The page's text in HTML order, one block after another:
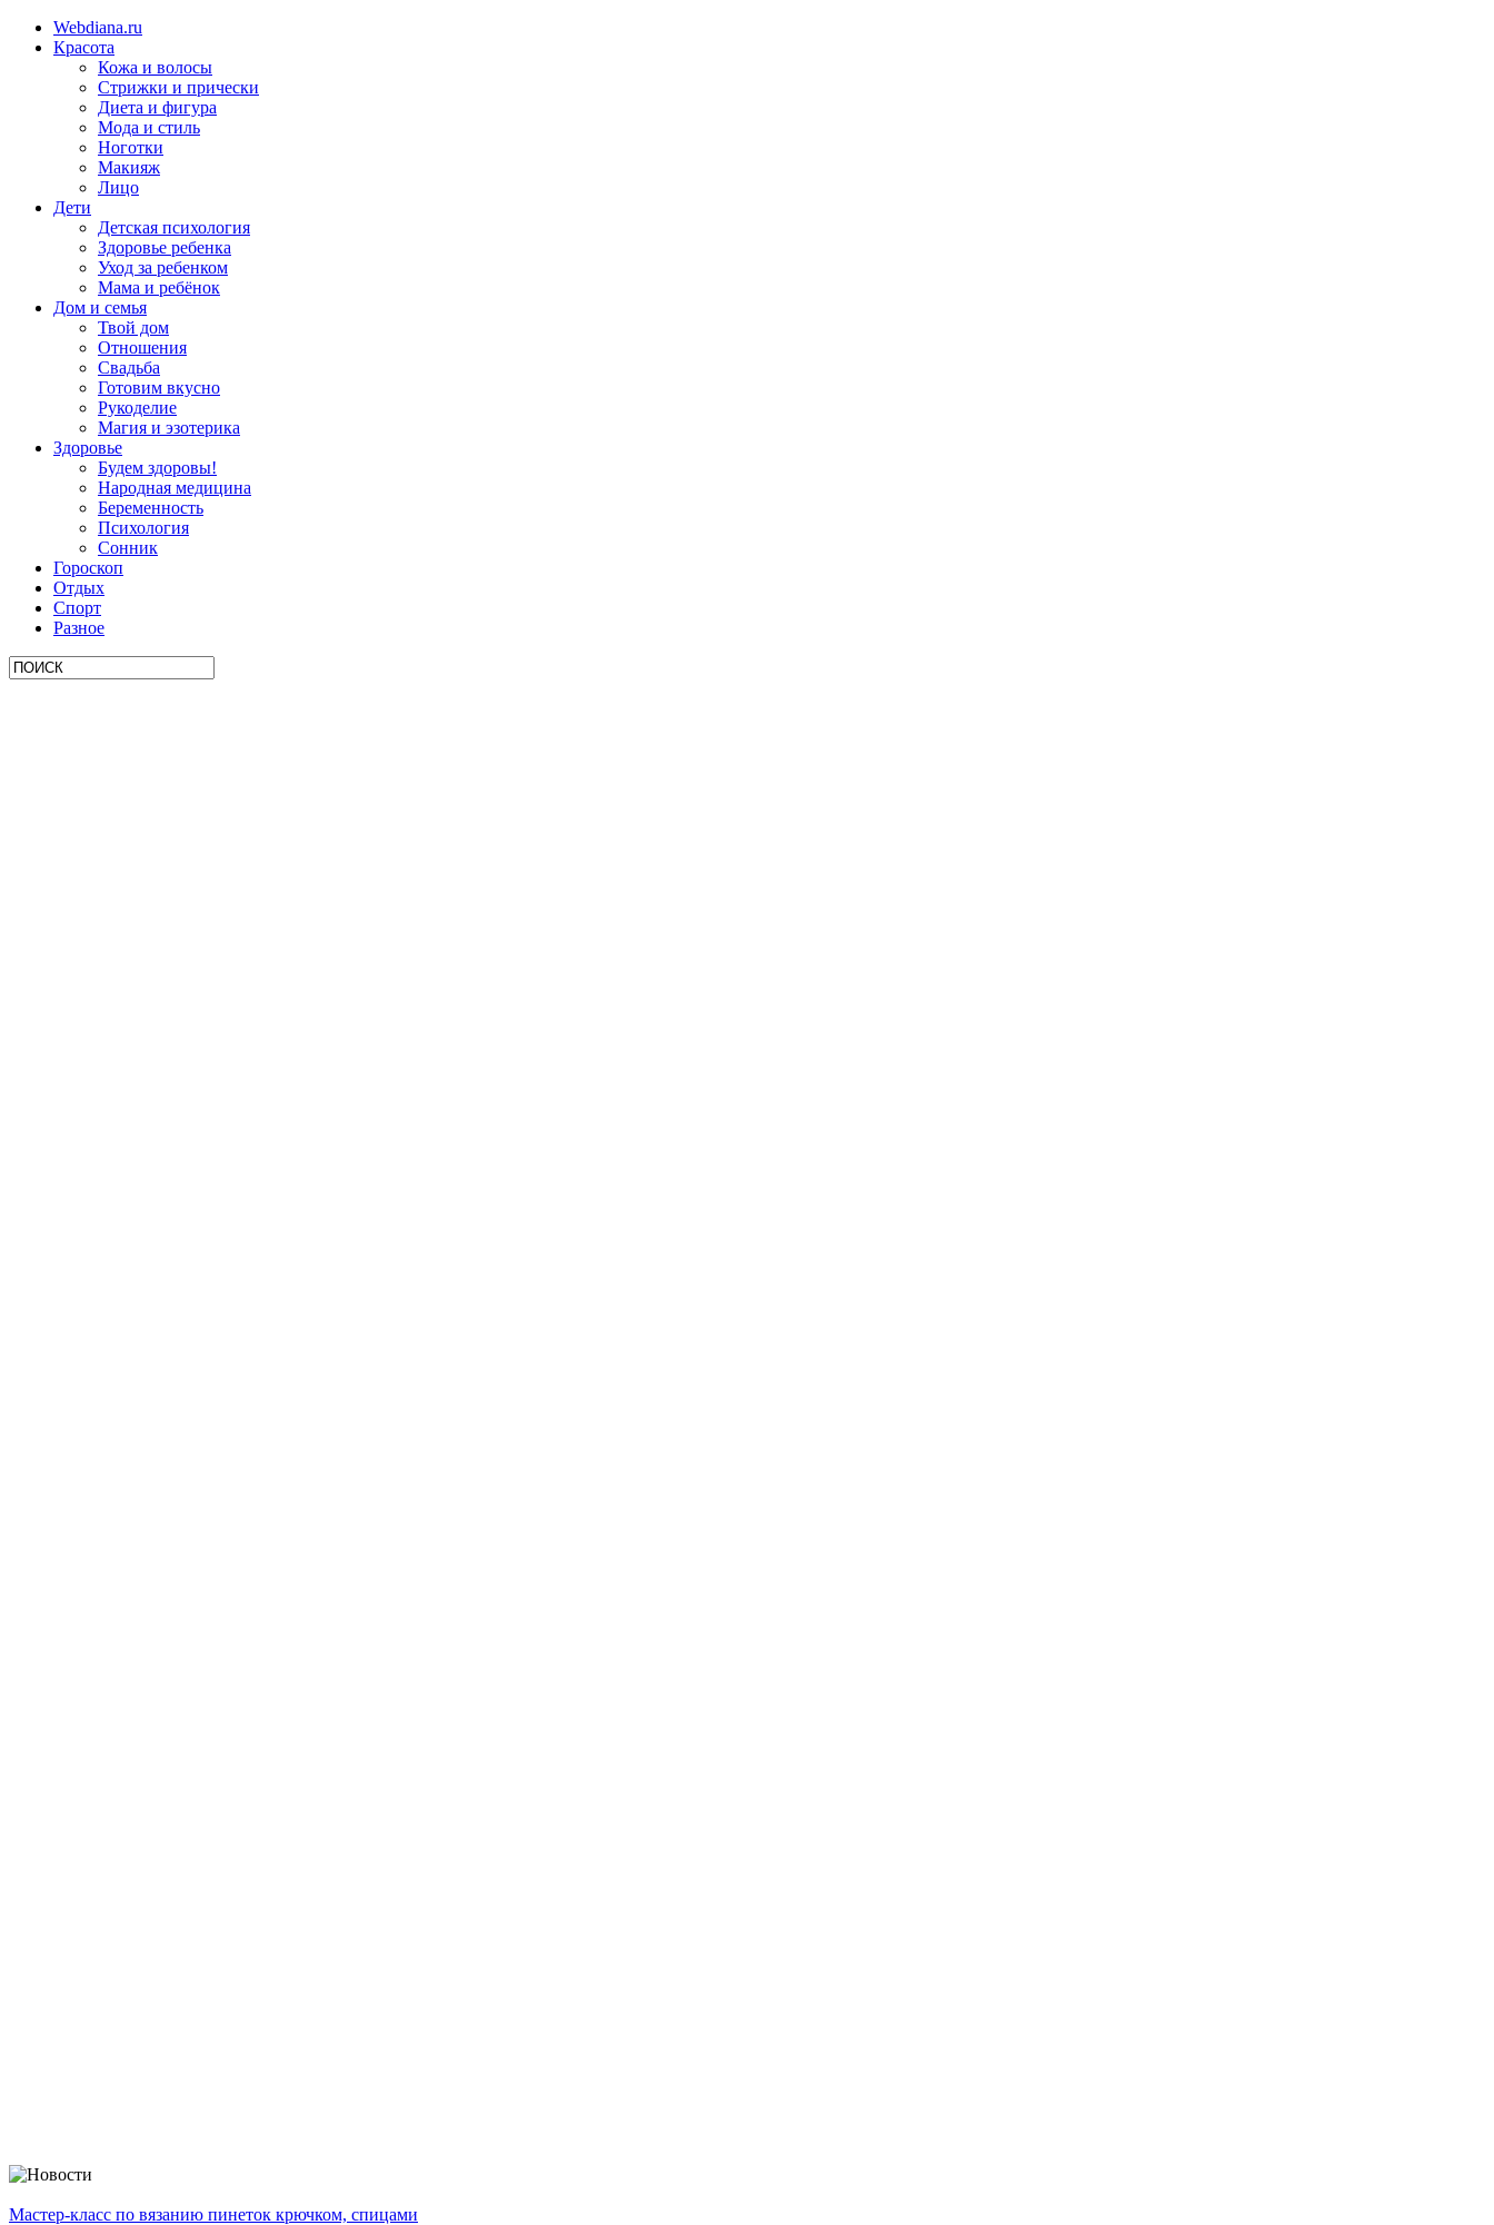
Webdiana.ru
Красота
Кожа и волосы
Стрижки и прически
Диета и фигура
Мода и стиль
Ноготки
Макияж
Лицо
Дети
Детская психология
Здоровье ребенка
Уход за ребенком
Мама и ребёнок
Дом и семья
Твой дом
Отношения
Свадьба
Готовим вкусно
Рукоделие
Магия и эзотерика
Здоровье
Будем здоровы!
Народная медицина
Беременность
Психология
Сонник
Гороскоп
Отдых
Спорт
Разное
Мастер-класс по вязанию пинеток крючком, спицами